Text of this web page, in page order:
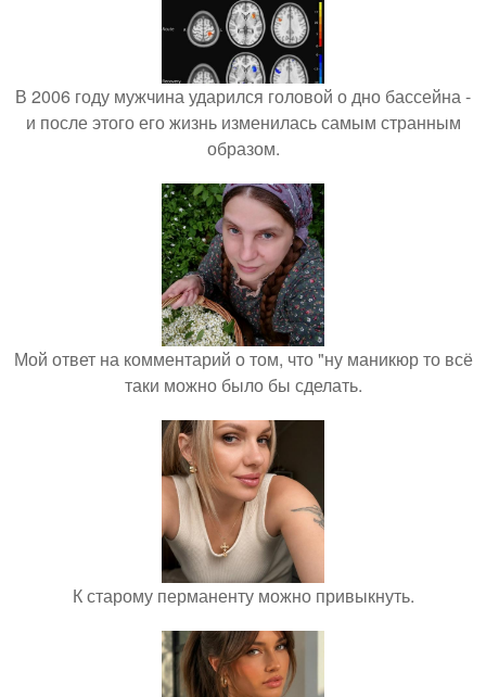
В 2006 году мужчина ударился головой о дно бассейна -
и после этого его жизнь изменилась самым странным
образом.
Мой ответ на комментарий о том, что "ну маникюр то всё
таки можно было бы сделать.
К старому перманенту можно привыкнуть.